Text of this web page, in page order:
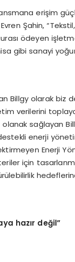
erişim
Şahin,
ödeyen
gibi sanayi
Billgy olarak biz
verilerini
sağlayan
enerji
Enerji
için
hazır değil”